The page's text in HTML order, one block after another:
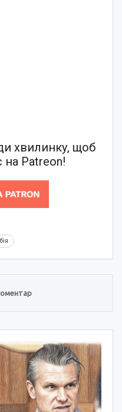
хвилинку, щоб
на Patreon!